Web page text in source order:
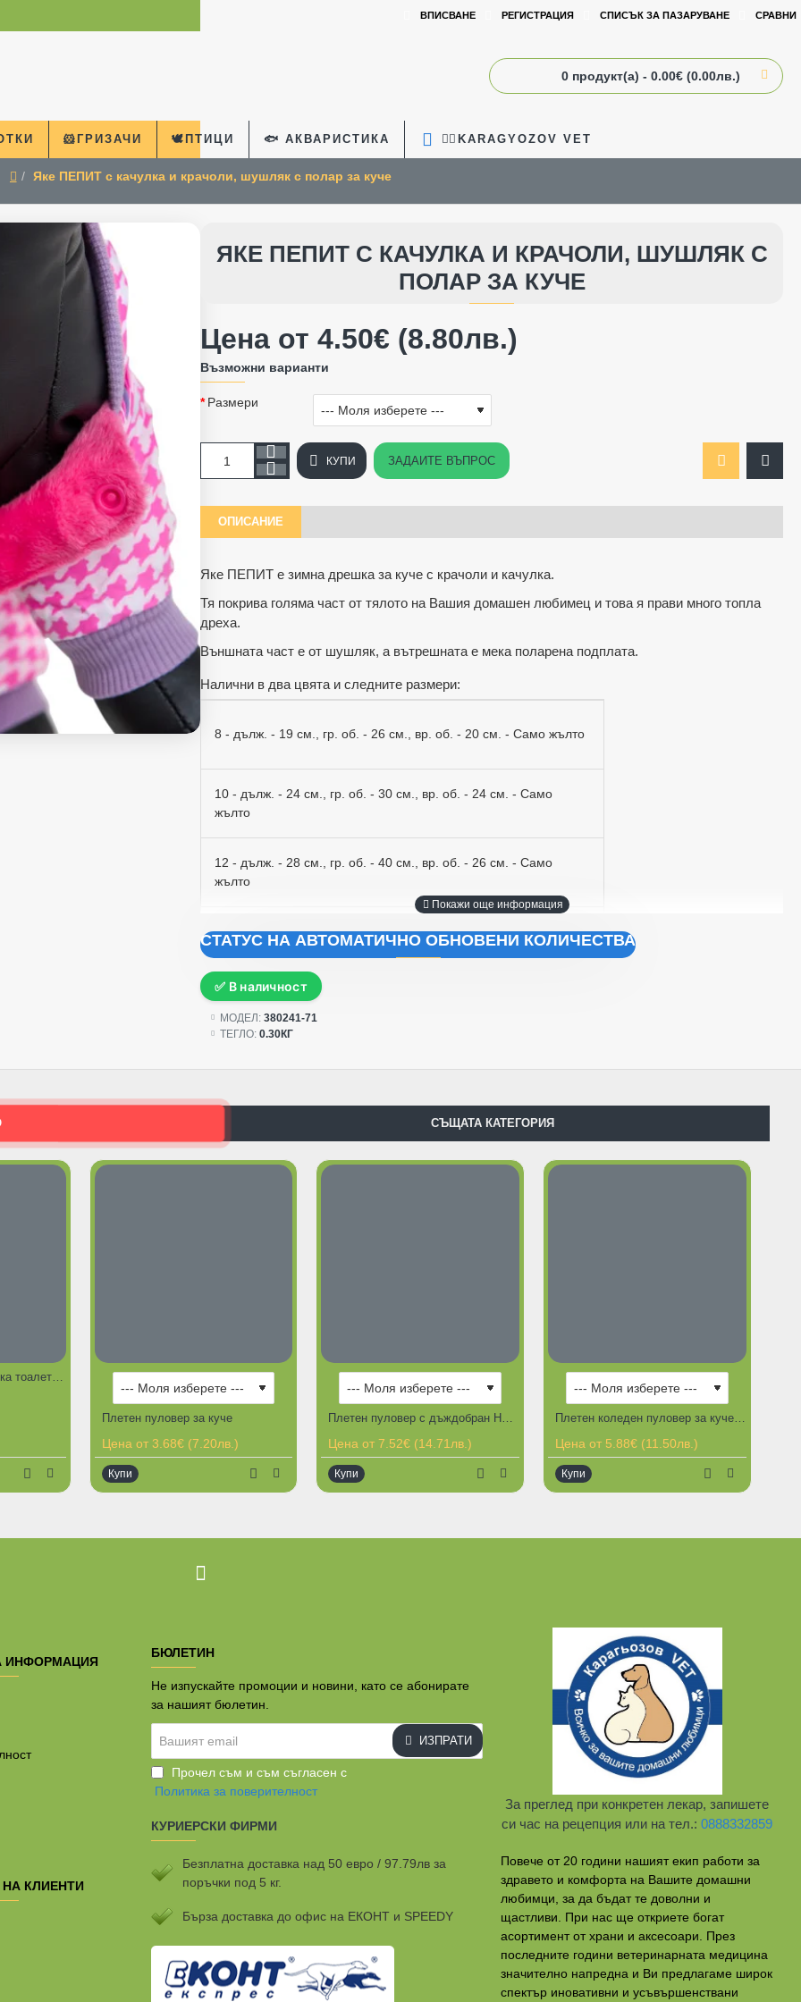
ВПИСВАНЕ РЕГИСТРАЦИЯ СПИСЪК ЗА ПАЗАРУВАНЕ СРАВНИ
0 продукт(а) - 0.00€ (0.00лв.)
🐹ГРИЗАЧИ 🕊️ПТИЦИ 🐟 АКВАРИСТИКА 🧑‍⚕️KARAGYOZOV VET
Яке ПЕПИТ с качулка и крачоли, шушляк с полар за куче
ЯКЕ ПЕПИТ С КАЧУЛКА И КРАЧОЛИ, ШУШЛЯК С
ПОЛАР ЗА КУЧЕ
ОПИСАНИЕ
Яке ПЕПИТ е зимна дрешка за куче с крачоли и качулка.
Тя покрива голяма част от тялото на Вашия домашен любимец и това я прави много топла
дреха.
Външната част е от шушляк, а вътрешната е мека поларена подплата.
Налични в два цвята и следните размери:
8 - дълж. - 19 см., гр. об. - 26 см., вр. об. - 20 см. - Само жълто
10 - дълж. - 24 см., гр. об. - 30 см., вр. об. - 24 см. - Само
жълто
12 - дълж. - 28 см., гр. об. - 40 см., вр. об. - 26 см. - Само
жълто
14 - дълж. - 33 см., гр. об. - 46 см., вр. об. - 28 см. - Само
жълто
поръчката".
СТАТУС НА АВТОМАТИЧНО ОБНОВЕНИ КОЛИЧЕСТВА
✅ В наличност
МОДЕЛ: 380241-71
ТЕГЛО: 0.30КГ
Цена от 4.50€ (8.80лв.)
Възможни варианти
Размери
КУПИ ЗАДАЙТЕ ВЪПРОС
СЪЩАТА КАТЕГОРИЯ
Puppy Potty Pad кучешка тоалетна с решетка и изкуствена трева
Плетен пуловер за куче
Цена от 3.68€ (7.20лв.)
Купи
Цена от 7.52€ (14.71лв.)
Купи
Цена от 5.88€ (11.50лв.)
Купи
ИНФОРМАЦИЯ
КЛИЕНТИ
БЮЛЕТИН
Не изпускайте промоции и новини, като се абонирате
за нашият бюлетин.
email
ИЗПРАТИ
Прочел съм и съм съгласен с
Политика за поверителност
КУРИЕРСКИ ФИРМИ
Безплатна доставка над 50 евро / 97.79лв за
поръчки под 5 кг.
Бързa доставка до офис на ЕКОНТ и SPEEDY
За преглед при конкретен лекар, запишете
си час на рецепция или на тел.:0888332859
Повече от 20 години нашият екип работи за
здравето и комфорта на Вашите домашни
любимци, за да бъдат те доволни и
щастливи. При нас ще откриете богат
асортимент от храни и аксесоари. През
последните години ветеринарната медицина
значително напредна и Ви предлагаме широк
спектър иновативни и усъвършенствани